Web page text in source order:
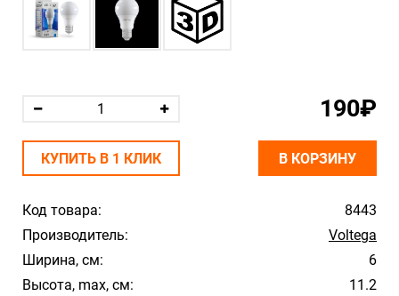
Код товара:
8443
Производитель:
Voltega
Ширина, см:
6
Высота, max, см:
11.2
190₽
КУПИТЬ В 1 КЛИК В КОРЗИНУ